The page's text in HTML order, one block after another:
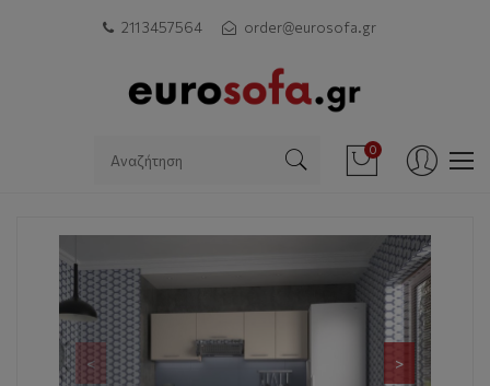
211 3457564 order@eurosofa.gr
0
< >